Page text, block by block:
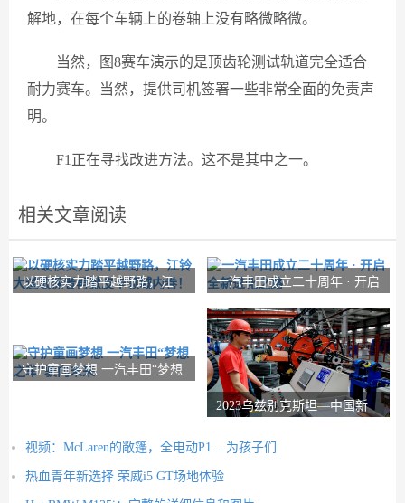
解地，在每个车辆上的卷轴上没有略微略微。
当然，图8赛车演示的是顶齿轮测试轨道完全适合
耐力赛车。当然，提供司机签署一些非常全面的免责声
明。
F1正在寻找改进方法。这不是其中之一。
相关文章阅读
以硬核实力踏平越野路，江
一汽丰田成立二十周年 · 开启
守护童画梦想 一汽丰田“梦想
2023乌兹别克斯坦—中国新
视频：McLaren的敞篷，全电动P1 ...为孩子们
热血青年新选择 荣威i5 GT场地体验